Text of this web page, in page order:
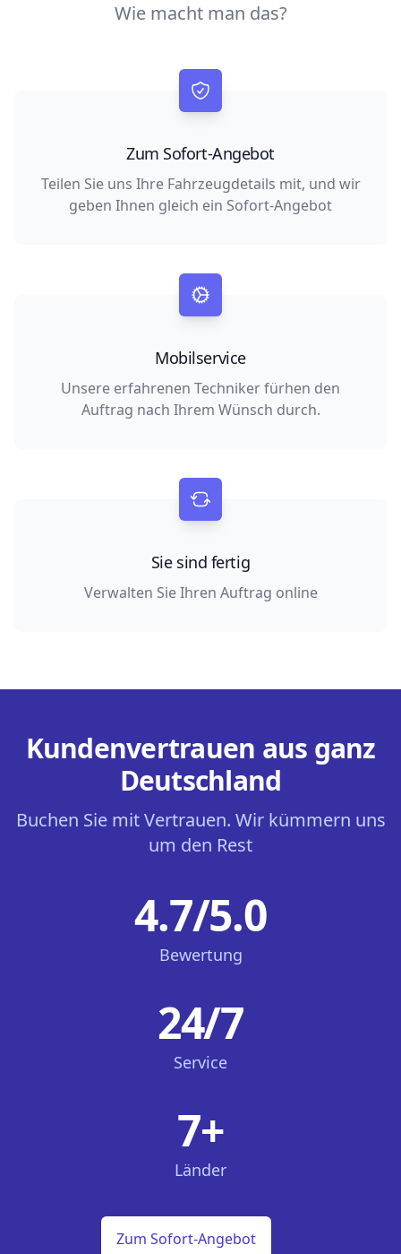
Wie macht man das?
Zum Sofort-Angebot
Teilen Sie uns Ihre Fahrzeugdetails mit, und wir
geben Ihnen gleich ein Sofort-Angebot
Mobilservice
Unsere erfahrenen Techniker fürhen den
Auftrag nach Ihrem Wünsch durch.
Sie sind fertig
Verwalten Sie Ihren Auftrag online
Kundenvertrauen aus ganz
Deutschland
Buchen Sie mit Vertrauen. Wir kümmern uns
um den Rest
Bewertung
4.7/5.0
Service
24/7
Länder
7+
Zum Sofort-Angebot